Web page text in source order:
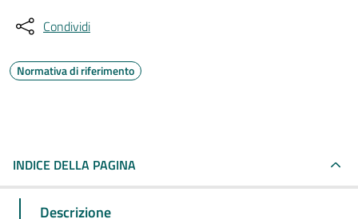
Condividi
Normativa di riferimento
INDICE DELLA PAGINA
Descrizione